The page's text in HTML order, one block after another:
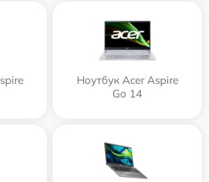
Ноутбук Acer Aspire
Go 14